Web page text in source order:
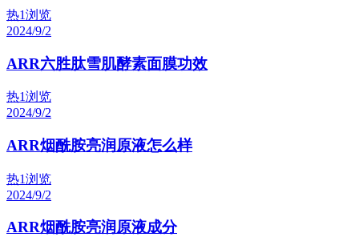
热1浏览
2024/9/2
ARR六胜肽雪肌酵素面膜功效
热1浏览
2024/9/2
ARR烟酰胺亮润原液怎么样
热1浏览
2024/9/2
ARR烟酰胺亮润原液成分